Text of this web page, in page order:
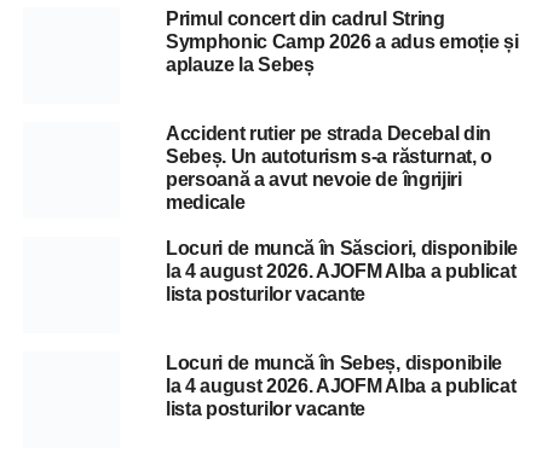
Primul concert din cadrul String
Symphonic Camp 2026 a adus emoție și
aplauze la Sebeș
Accident rutier pe strada Decebal din
Sebeș. Un autoturism s-a răsturnat, o
persoană a avut nevoie de îngrijiri
medicale
Locuri de muncă în Săsciori, disponibile
la 4 august 2026. AJOFM Alba a publicat
lista posturilor vacante
Locuri de muncă în Sebeș, disponibile
la 4 august 2026. AJOFM Alba a publicat
lista posturilor vacante